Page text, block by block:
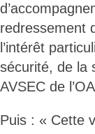
redressement
l’intérêt
sécurité, de la
AVSEC de
Puis : « Cette